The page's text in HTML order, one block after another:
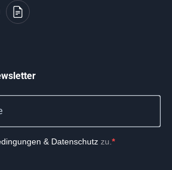
& Datenschutz zu.